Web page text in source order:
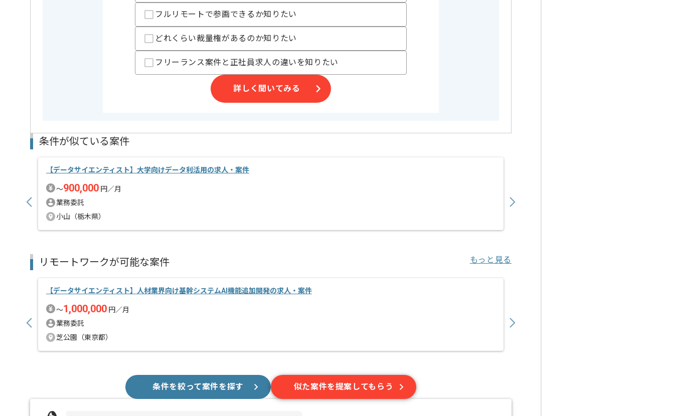
基本的にはフルリモート作業を見込んでおります。
フルリモートで参画できるか知りたい
どれくらい裁量権があるのか知りたい
フリーランス案件と正社員求人の違いを知りたい
詳しく聞いてみる
条件が似ている案件
【データサイエンティスト】大学向けデータ利活用の求人・案件
〜900,000 円／月
業務委託
小山（栃木県）
リモートワークが可能な案件 もっと見る
【データサイエンティスト】人材業界向け基幹システムAI機能追加開発の求人・案件
〜1,000,000 円／月
業務委託
芝公園（東京都）
条件を絞って案件を探す 似た案件を提案してもらう